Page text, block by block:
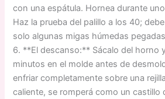
con una espátula. Hornea durante
Haz la prueba del palillo a los 40;
solo algunas migas húmedas
6. **El descanso:** Sácalo del horno
minutos en el molde antes de
enfriar completamente sobre una
caliente, se romperá como un castillo